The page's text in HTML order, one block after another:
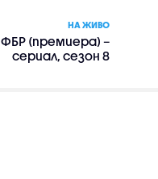
НА ЖИВО
ФБР (премиера) –
сериал, сезон 8